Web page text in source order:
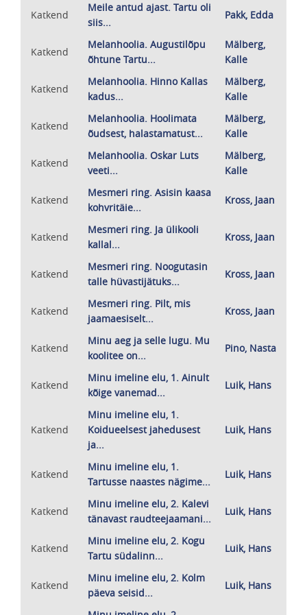
Katkend
Meile antud ajast. Tartu oli
siis...
Pakk, Edda
Katkend
Melanhoolia. Augustilõpu
õhtune Tartu...
Mälberg,
Kalle
Katkend
Melanhoolia. Hinno Kallas
kadus...
Mälberg,
Kalle
Katkend
Melanhoolia. Hoolimata
õudsest, halastamatust...
Mälberg,
Kalle
Katkend
Melanhoolia. Oskar Luts
veeti...
Mälberg,
Kalle
Katkend
Mesmeri ring. Asisin kaasa
kohvritäie...
Kross, Jaan
Katkend
Mesmeri ring. Ja ülikooli
kallal...
Kross, Jaan
Katkend
Mesmeri ring. Noogutasin
talle hüvastijätuks...
Kross, Jaan
Katkend
Mesmeri ring. Pilt, mis
jaamaesiselt...
Kross, Jaan
Katkend
Minu aeg ja selle lugu. Mu
koolitee on...
Pino, Nasta
Katkend
Minu imeline elu, 1. Ainult
kõige vanemad...
Luik, Hans
Katkend
Minu imeline elu, 1.
Koidueelsest jahedusest
ja...
Luik, Hans
Katkend
Minu imeline elu, 1.
Tartusse naastes nägime...
Luik, Hans
Katkend
Minu imeline elu, 2. Kalevi
tänavast raudteejaamani...
Luik, Hans
Katkend
Minu imeline elu, 2. Kogu
Tartu südalinn...
Luik, Hans
Katkend
Minu imeline elu, 2. Kolm
päeva seisid...
Luik, Hans